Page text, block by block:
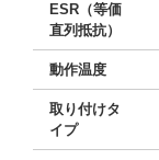
ESR（等価
直列抵抗）
動作温度
取り付けタ
イプ